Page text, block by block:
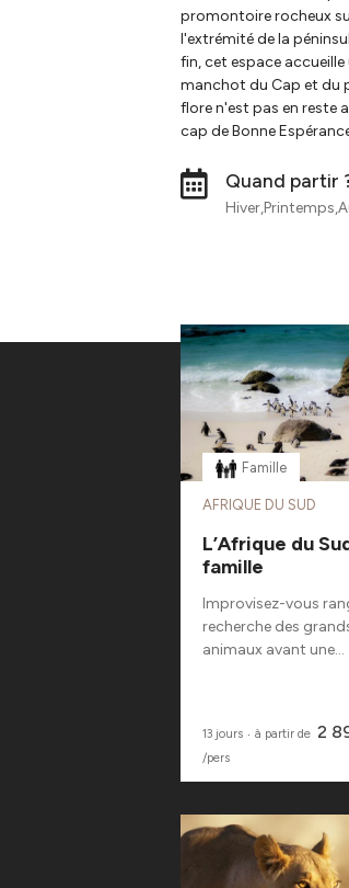
promontoire rocheux
l'extrémité de la
fin, cet espace
manchot du Cap et du
flore n'est pas en reste
cap de Bonne
Quand partir
Famille
AFRIQUE DU SUD
L’Afrique du
famille
Improvisez-vous
recherche des
animaux avant une...
13 jours ‧ à partir de 2
/pers